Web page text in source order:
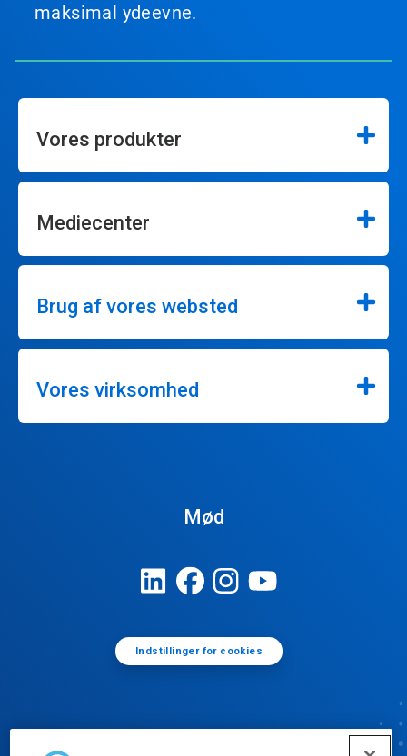
maksimal ydeevne.
Vores produkter
Mediecenter
Brug af vores websted
Vores virksomhed
Mød
Indstillinger for cookies